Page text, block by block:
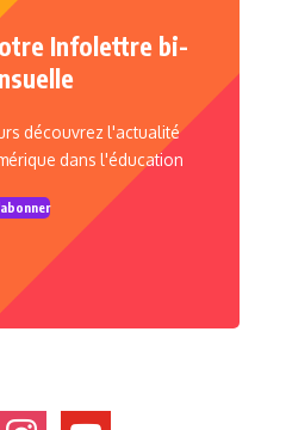
Infolettre bi-
découvrez l'actualité
dans l'éducation
instagramyoutube